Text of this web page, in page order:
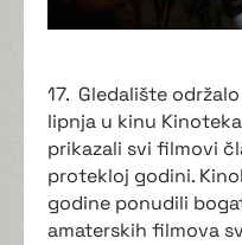
17. Gledalište
lipnja u kinu
prikazali svi filmovi
protekloj godini.
godine ponudili
amaterskih filmova